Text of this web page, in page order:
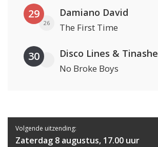
29
26
Damiano David
The First Time
30 Disco Lines & Tinashe
No Broke Boys
Volgende uitzending:
Zaterdag 8 augustus, 17.00 uur